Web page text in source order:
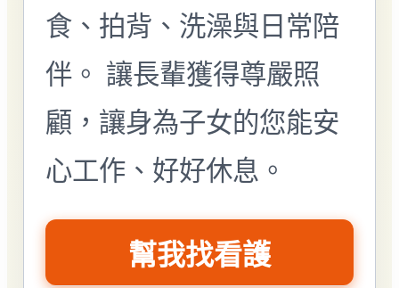
食、拍背、洗澡與日常陪
伴。 讓長輩獲得尊嚴照
顧，讓身為子女的您能安
心工作、好好休息。
幫我找看護